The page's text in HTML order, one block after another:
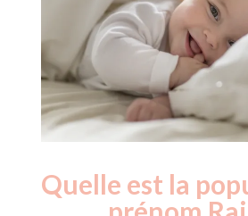
Quelle est la
Année
Nouveaux-
nés